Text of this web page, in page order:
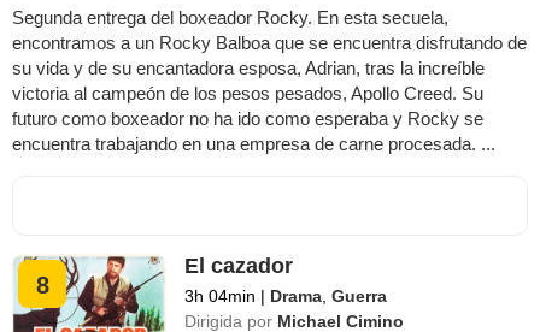
Segunda entrega del boxeador Rocky. En esta secuela,
encontramos a un Rocky Balboa que se encuentra disfrutando de
su vida y de su encantadora esposa, Adrian, tras la increíble
victoria al campeón de los pesos pesados, Apollo Creed. Su
futuro como boxeador no ha ido como esperaba y Rocky se
encuentra trabajando en una empresa de carne procesada. ...
8
El cazador
3h 04min | Drama ,Guerra
Dirigida por Michael Cimino